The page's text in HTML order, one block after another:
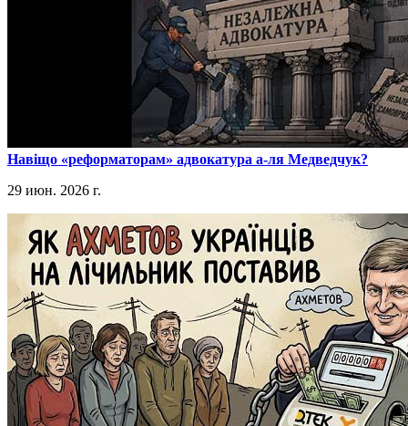
​Навіщо «реформаторам» адвокатура а-ля Медведчук?
29 июн. 2026 г.